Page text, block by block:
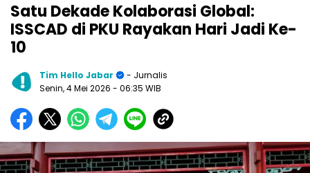
Satu Dekade Kolaborasi Global:
ISSCAD di PKU Rayakan Hari Jadi Ke-
10
Tim Hello Jabar
- Jurnalis
Senin, 4 Mei 2026 - 06:35 WIB